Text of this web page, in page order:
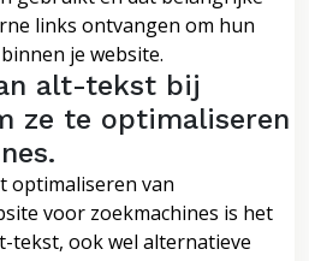
links ontvangen om hun
je website.
alt-tekst bij
ze te optimaliseren
optimaliseren van
voor zoekmachines is het
tekst, ook wel alternatieve